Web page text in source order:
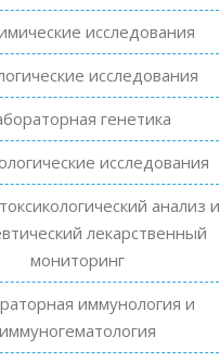
исследования
исследования
генетика
исследования
анализ и
лекарственный
мониторинг
иммунология и
иммуногематология